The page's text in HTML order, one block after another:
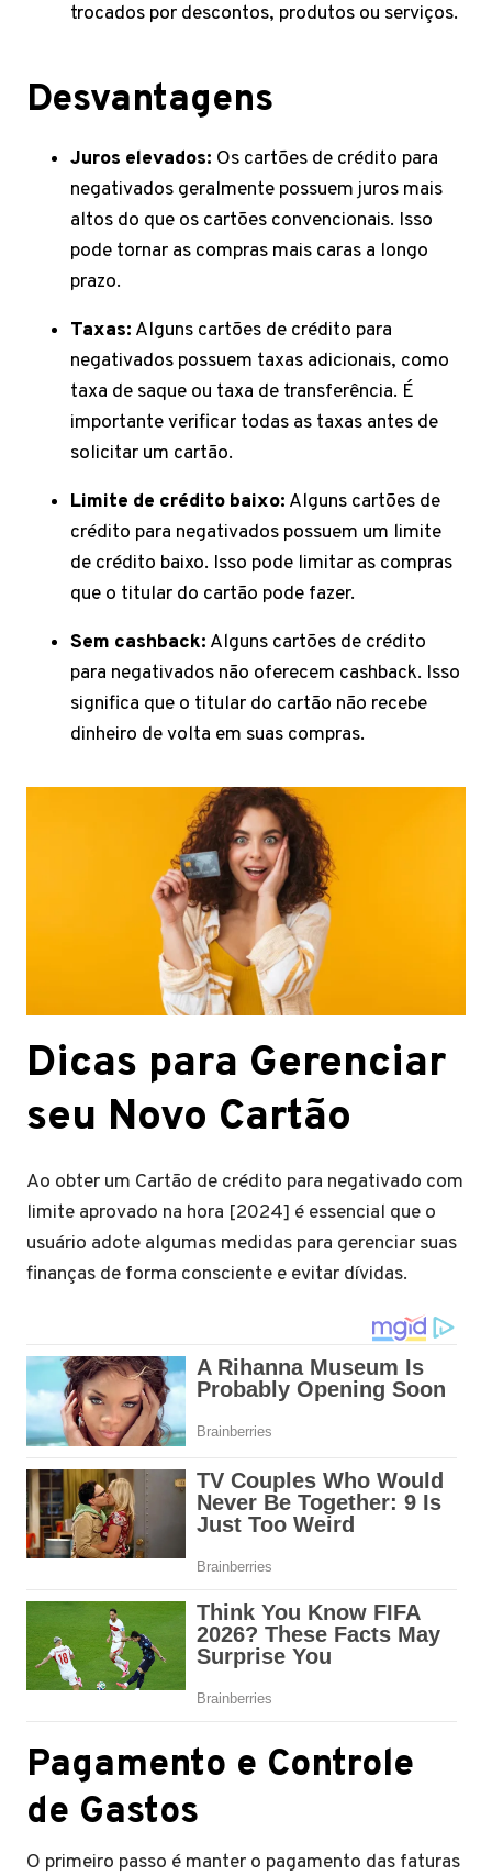
trocados por descontos, produtos ou serviços.
Desvantagens
Juros elevados: Os cartões de crédito para
negativados geralmente possuem juros mais
altos do que os cartões convencionais. Isso
pode tornar as compras mais caras a longo
prazo.
Taxas: Alguns cartões de crédito para
negativados possuem taxas adicionais, como
taxa de saque ou taxa de transferência. É
importante verificar todas as taxas antes de
solicitar um cartão.
Limite de crédito baixo: Alguns cartões de
crédito para negativados possuem um limite
de crédito baixo. Isso pode limitar as compras
que o titular do cartão pode fazer.
Sem cashback: Alguns cartões de crédito
para negativados não oferecem cashback. Isso
significa que o titular do cartão não recebe
dinheiro de volta em suas compras.
Dicas para Gerenciar
seu Novo Cartão
Ao obter um Cartão de crédito para negativado com
limite aprovado na hora [2024] é essencial que o
usuário adote algumas medidas para gerenciar suas
finanças de forma consciente e evitar dívidas.
Pagamento e Controle
de Gastos
O primeiro passo é manter o pagamento das faturas